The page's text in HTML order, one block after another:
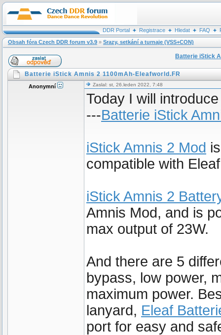
DDR Portal Registrace Hledat FAQ
Obsah fóra Czech DDR forum v3.9 » Srazy, setkání a turnaje (VSS+CON)
Batterie iStick
Batterie iStick Amnis 2 1100mAh-Eleafworld.FR
Anonymní Zaslal: st, 26.leden 2022, 7:48
Today I will
---Batterie iStick
iStick Amnis 2 Mod
compatible with
iStick Amnis 2
Amnis Mod, and is
max output of 23W.
And there are 5
bypass, low power,
maximum power.
lanyard, Eleaf
port for easy and